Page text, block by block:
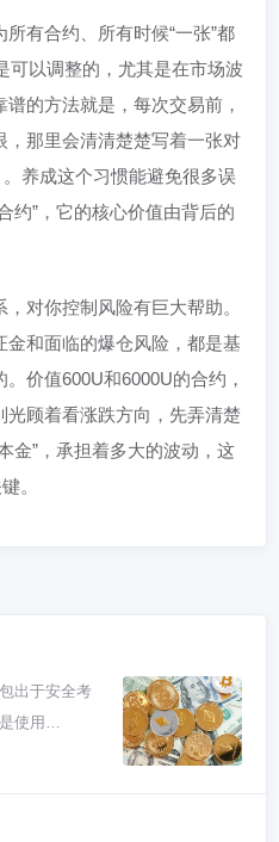
有合约、所有时候“一张”都
可以调整的，尤其是在市场波
的方法就是，每次交易前，
那里会清清楚楚写着一张对
养成这个习惯能避免很多误
约”，它的核心价值由背后的
对你控制风险有巨大帮助。
金和面临的爆仓风险，都是基
价值600U和6000U的合约，
顾着看涨跌方向，先弄清楚
金”，承担着多大的波动，这
。
出于安全考
使用
入账户”功
加账户时，